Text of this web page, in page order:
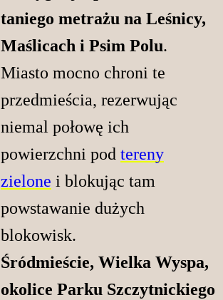
taniego metrażu na Leśnicy,
Maślicach i Psim Polu.
Miasto mocno chroni te
przedmieścia, rezerwując
niemal połowę ich
powierzchni pod tereny
zielone i blokując tam
powstawanie dużych
blokowisk.
Śródmieście, Wielka Wyspa,
okolice Parku Szczytnickiego